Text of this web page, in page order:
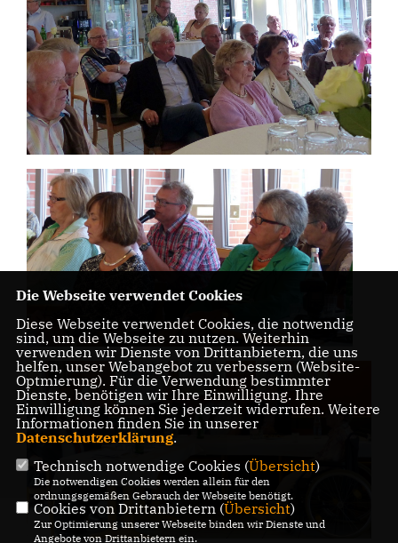
Die Webseite verwendet Cookies
Diese Webseite verwendet Cookies, die notwendig
sind, um die Webseite zu nutzen. Weiterhin
verwenden wir Dienste von Drittanbietern, die uns
helfen, unser Webangebot zu verbessern (Website-
Optmierung). Für die Verwendung bestimmter
Dienste, benötigen wir Ihre Einwilligung. Ihre
Einwilligung können Sie jederzeit widerrufen. Weitere
Informationen finden Sie in unserer
Datenschutzerklärung.
Technisch notwendige Cookies (Übersicht)
Die notwendigen Cookies werden allein für den
ordnungsgemäßen Gebrauch der Webseite benötigt.
Cookies von Drittanbietern (Übersicht)
Zur Optimierung unserer Webseite binden wir Dienste und
Angebote von Drittanbietern ein.